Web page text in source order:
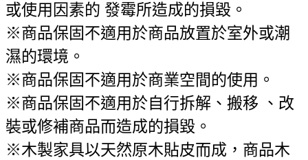
或使用因素的 發霉所造成的損毀。
※商品保固不適用於商品放置於室外或潮
濕的環境。
※商品保固不適用於商業空間的使用。
※商品保固不適用於自行拆解、搬移 、改
裝或修補商品而造成的損毀。
※木製家具以天然原木貼皮而成，商品木